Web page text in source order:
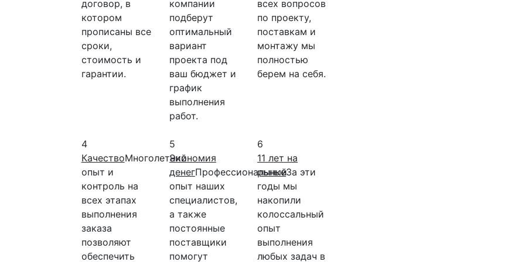
договор, в
котором
прописаны все
сроки,
стоимость и
гарантии.
компании
подберут
оптимальный
вариант
проекта под
ваш бюджет и
график
выполнения
работ.
всех вопросов
по проекту,
поставкам и
монтажу мы
полностью
берем на себя.
4
КачествоМноголетний
опыт и
контроль на
всех этапах
выполнения
заказа
позволяют
обеспечить
5
Экономия
денегПрофессиональный
опыт наших
специалистов,
а также
постоянные
поставщики
помогут
6
11 лет на
рынкеЗа эти
годы мы
накопили
колоссальный
опыт
выполнения
любых задач в